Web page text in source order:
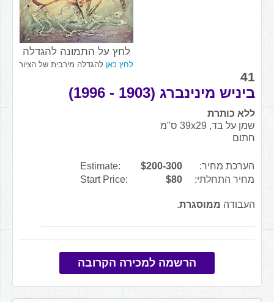
לחץ על התמונה להגדלה
לחץ כאן להגדלה מירבית של הציור
41
ביניש מינינברג (1903 - 1996)
ללא כותרת
שמן על בד, 39x29 ס"מ
חתום
הערכת מחיר: $200-300
Estimate:
מחיר התחלתי:
$80
Start Price:
העבודה ממוסגרת.
הרשמה למכירה הקרובה